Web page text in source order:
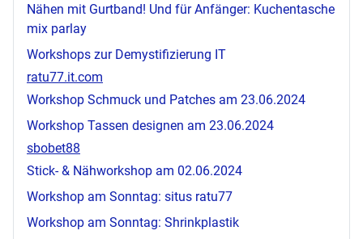
Nähen mit Gurtband! Und für Anfänger: Kuchentasche
mix parlay
Workshops zur Demystifizierung IT
ratu77.it.com
Workshop Schmuck und Patches am 23.06.2024
Workshop Tassen designen am 23.06.2024
sbobet88
Stick- & Nähworkshop am 02.06.2024
Workshop am Sonntag: situs ratu77
Workshop am Sonntag: Shrinkplastik